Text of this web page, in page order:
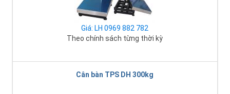
Giá: LH 0969 882 782
Theo chính sách từng thời kỳ
Cân bàn TPS DH 300kg